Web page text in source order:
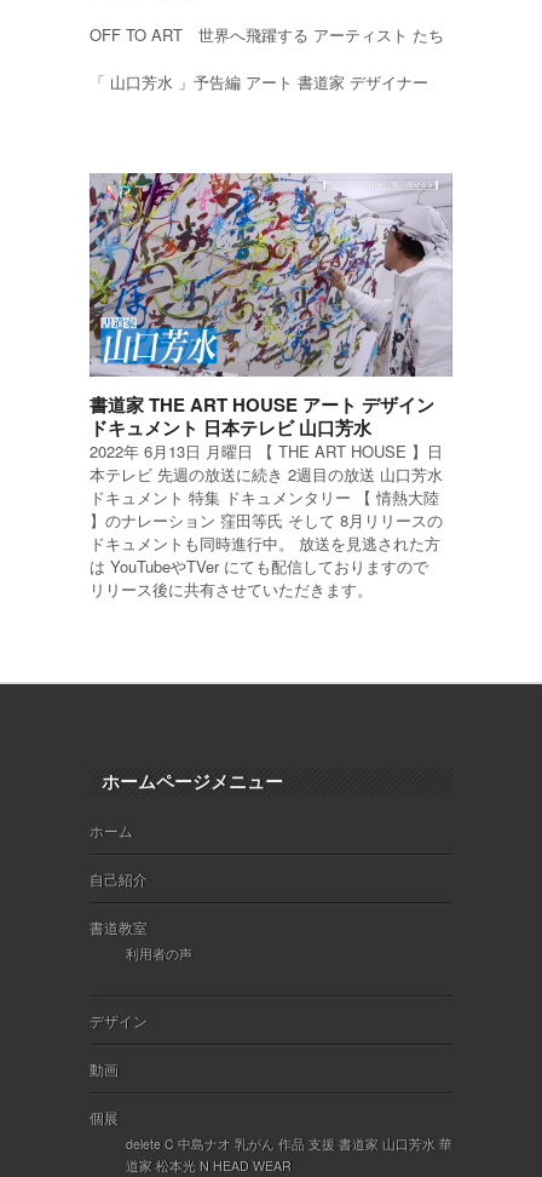
OFF TO ART 世界へ飛躍する アーティスト たち
「 山口芳水 」予告編 アート 書道家 デザイナー
書道家 THE ART HOUSE アート デザイン
ドキュメント 日本テレビ 山口芳水
2022年 6月13日 月曜日 【 THE ART HOUSE 】日
本テレビ 先週の放送に続き 2週目の放送 山口芳水
ドキュメント 特集 ドキュメンタリー 【 情熱大陸
】のナレーション 窪田等氏 そして 8月リリースの
ドキュメントも同時進行中。 放送を見逃された方
は YouTubeやTVer にても配信しておりますので
リリース後に共有させていただきます。
ホームページメニュー
ホーム
自己紹介
書道教室
利用者の声
デザイン
動画
個展
delete C 中島ナオ 乳がん 作品 支援 書道家 山口芳水 華
道家 松本光 N HEAD WEAR